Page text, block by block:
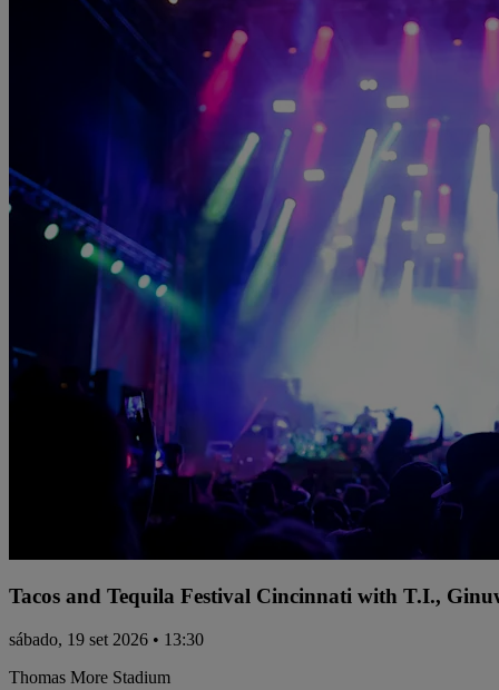
Tacos and Tequila Festival Cincinnati with T.I.,
sábado, 19 set 2026 • 13:30
Thomas More Stadium